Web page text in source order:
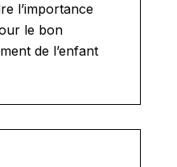
l’importance
le bon
de l’enfant